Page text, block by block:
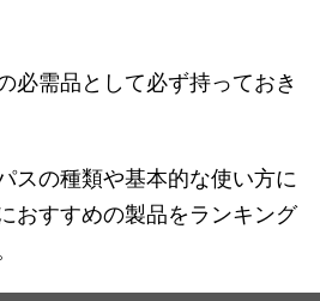
必需品として必ず持っておき
スの種類や基本的な使い方に
おすすめの製品をランキング